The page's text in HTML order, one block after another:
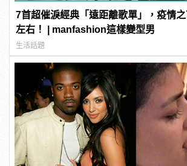
7首超催淚經典「遠距離歌單」，疫情
左右！ | manfashion這樣變型男
生活話題